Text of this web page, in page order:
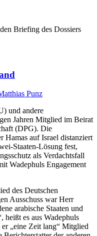
Briefing des Dossiers
Punz
und andere
Jahren Mitglied im Beirat
(DPG). Die
Hamas auf Israel distanziert
Staaten-Lösung fest,
als Verdachtsfall
Wadephuls Engagement
des Deutschen
Ausschuss war Herr
arabische Staaten und
heißt es aus Wadephuls
„eine Zeit lang“ Mitglied